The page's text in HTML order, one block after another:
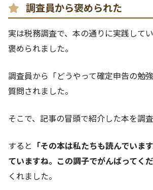
調査員から褒められた
実は税務調査で、本の通りに実践して
褒められました。
調査員から「どうやって確定申告の勉
質問されました。
そこで、記事の冒頭で紹介した本を調
すると 「その本は私たちも読んでいま
ていますね。この調子でがんばってくだ
くれました。